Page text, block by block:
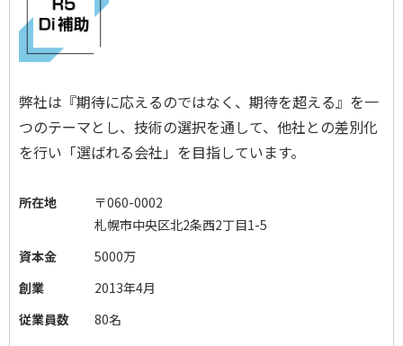
弊社は『期待に応えるのではなく、期待を超える』を一
つのテーマとし、技術の選択を通して、他社との差別化
を行い「選ばれる会社」を目指しています。
所在地
〒060-0002
札幌市中央区北2条西2丁目1-5
資本金
5000万
創業
2013年4月
従業員数
80名